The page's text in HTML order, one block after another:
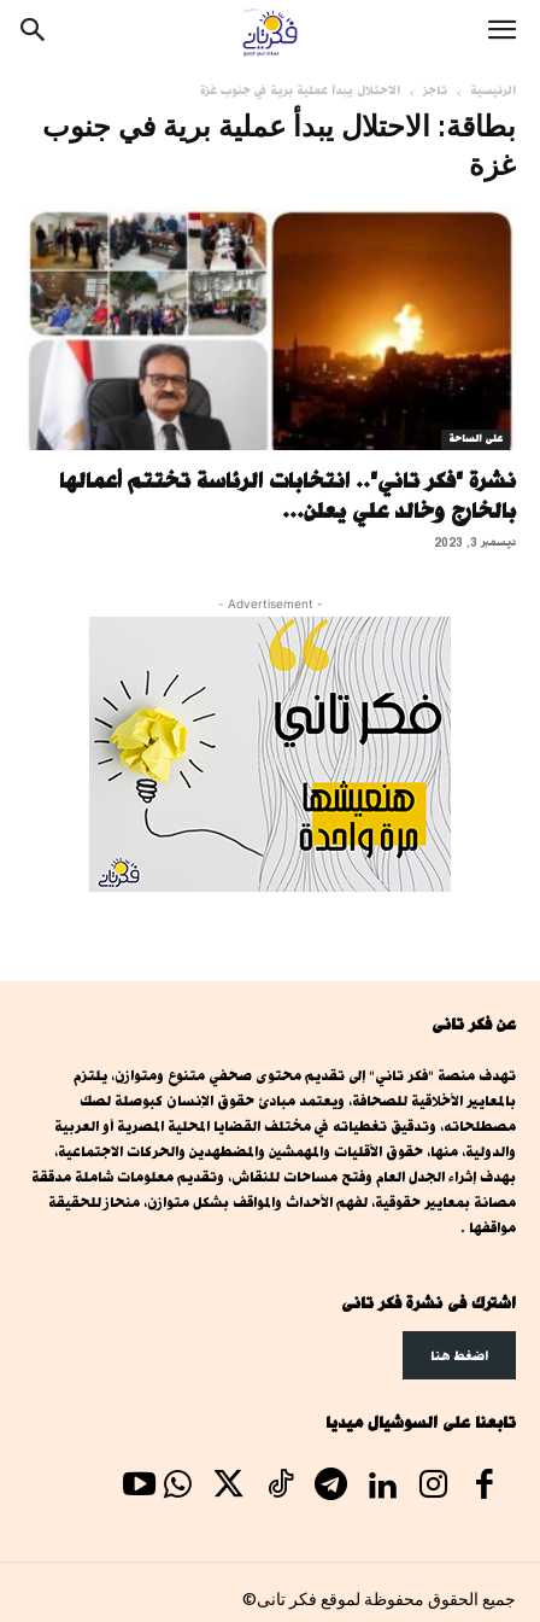
الرئيسية تاجز الاحتلال يبدأ عملية برية في جنوب غزة
بطاقة: الاحتلال يبدأ عملية برية في جنوب
غزة
على الساحة
نشرة "فكر تاني".. انتخابات الرئاسة تختتم أعمالها
بالخارج وخالد علي يعلن...
ديسمبر 3, 2023
- Advertisement -
عن فكر تانى
تهدف منصة "فكر تاني" إلى تقديم محتوى صحفي متنوع ومتوازن، يلتزم
بالمعايير الأخلاقية للصحافة، ويعتمد مبادئ حقوق الإنسان كبوصلة لصك
مصطلحاته، وتدقيق تغطياته في مختلف القضايا المحلية المصرية أو العربية
والدولية، منها، حقوق الأقليات والمهمشين والمضطهدين والحركات الاجتماعية،
بهدف إثراء الجدل العام وفتح مساحات للنقاش، وتقديم معلومات شاملة مدققة
مصانة بمعايير حقوقية، لفهم الأحداث والمواقف بشكل متوازن، منحاز للحقيقة
مواقفها .
اشترك فى نشرة فكر تانى
اضغط هنا
تابعنا على السوشيال ميديا
جميع الحقوق محفوظة لموقع فكر تانى©